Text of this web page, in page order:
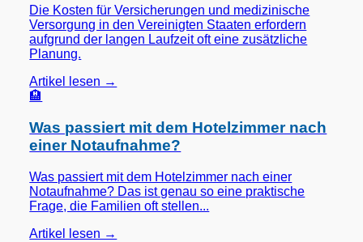
Die Kosten für Versicherungen und medizinische
Versorgung in den Vereinigten Staaten erfordern
aufgrund der langen Laufzeit oft eine zusätzliche
Planung.
Artikel lesen →
🏨
Was passiert mit dem Hotelzimmer nach
einer Notaufnahme?
Was passiert mit dem Hotelzimmer nach einer
Notaufnahme? Das ist genau so eine praktische
Frage, die Familien oft stellen...
Artikel lesen →